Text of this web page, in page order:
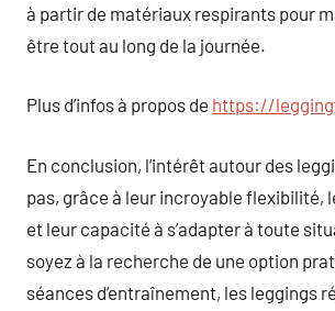
à partir de matériaux respirants pour
être tout au long de la journée.
Plus d’infos à propos de https://
En conclusion, l’intérêt autour des
pas, grâce à leur incroyable flexibilité,
et leur capacité à s’adapter à toute
soyez à la recherche de une option
séances d’entraînement, les leggings